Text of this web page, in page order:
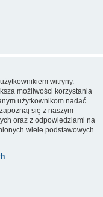
witryny.
możliwości korzystania
użytkownikom nadać
się z naszym
oraz z odpowiedziami na
wiele podstawowych